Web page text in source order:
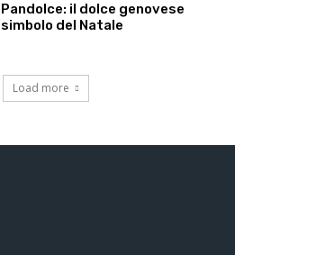
Pandolce: il dolce genovese
simbolo del Natale
Load more